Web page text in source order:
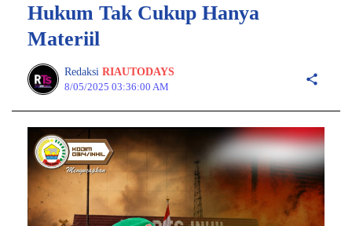
Hukum Tak Cukup Hanya
Materiil
Redaksi RIAUTODAYS
8/05/2025 03:36:00 AM